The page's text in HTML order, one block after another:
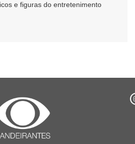
e figuras do entretenimento